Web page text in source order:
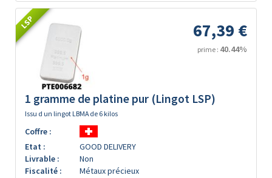
LSP 67,39 €
prime : 40.44%
1 gramme de platine pur (Lingot LSP)
Issu d un lingot LBMA de 6 kilos
Coffre :
Etat :
GOOD DELIVERY
Livrable :
Non
Fiscalité :
Métaux précieux